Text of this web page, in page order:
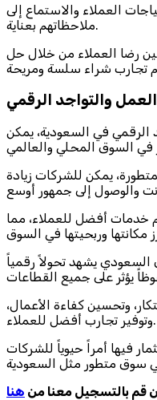
العملاء والاستماع إلى
ملاحظاتهم بعناية.
رضا العملاء من خلال حل
والتواجد الرقمي
الرقمي في السعودية، يمكن
يمكن للشركات زيادة
خدمات أفضل للعملاء، مما
السعودي يشهد تحولاً رقمياً
وتحسين كفاءة الأعمال،
وتوفير تجارب أفضل للعملاء.
فيها أمراً حيوياً للشركات
قم بالتسجيل معنا من هنا